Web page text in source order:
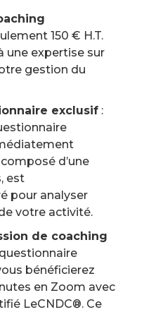
150 € H.T.
une expertise sur
gestion du
exclusif :
d’une
est
pour analyser
votre activité.
de coaching
bénéficierez
en Zoom avec
LeCNDC®. Ce